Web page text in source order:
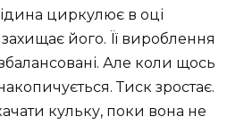
циркулює в оці
його. Її вироблення
збалансовані. Але коли щось
Тиск зростає.
кульку, поки вона не